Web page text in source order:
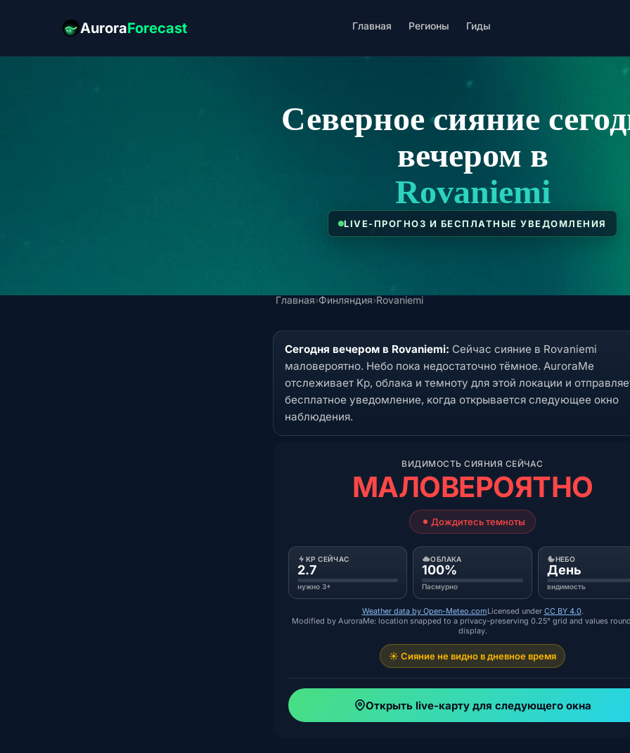
AuroraForecast Главная Регионы Гиды
Северное сияние
вечером в
Rovaniemi
LIVE-ПРОГНОЗ И БЕСПЛАТНЫЕ УВЕДОМЛЕНИЯ
Главная›Финляндия›Rovaniemi
Сегодня вечером в Rovaniemi: Сейчас сияние в Rovaniemi
маловероятно. Небо пока недостаточно тёмное. AuroraMe
отслеживает Kp, облака и темноту для этой локации и
бесплатное уведомление, когда открывается следующее окно
наблюдения.
ВИДИМОСТЬ СИЯНИЯ СЕЙЧАС
МАЛОВЕРОЯТНО
Дождитесь темноты
KP СЕЙЧАС
2.7
нужно 3+
ОБЛАКА
100%
Пасмурно
НЕБО
День
видимость
Weather data by Open-Meteo.comLicensed under CC BY 4.0.
Modified by AuroraMe: location snapped to a privacy-preserving 0.25° grid and values
display.
☀️ Сияние не видно в дневное время
Открыть live-карту для следующего окна